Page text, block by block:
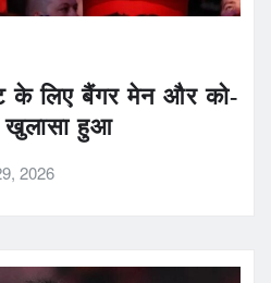
के लिए बैंगर मेन और को-
खुलासा हुआ
2026